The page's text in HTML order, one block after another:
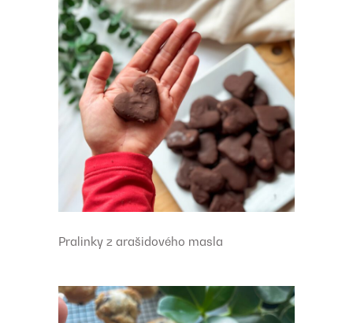
Pralinky z arašidového masla